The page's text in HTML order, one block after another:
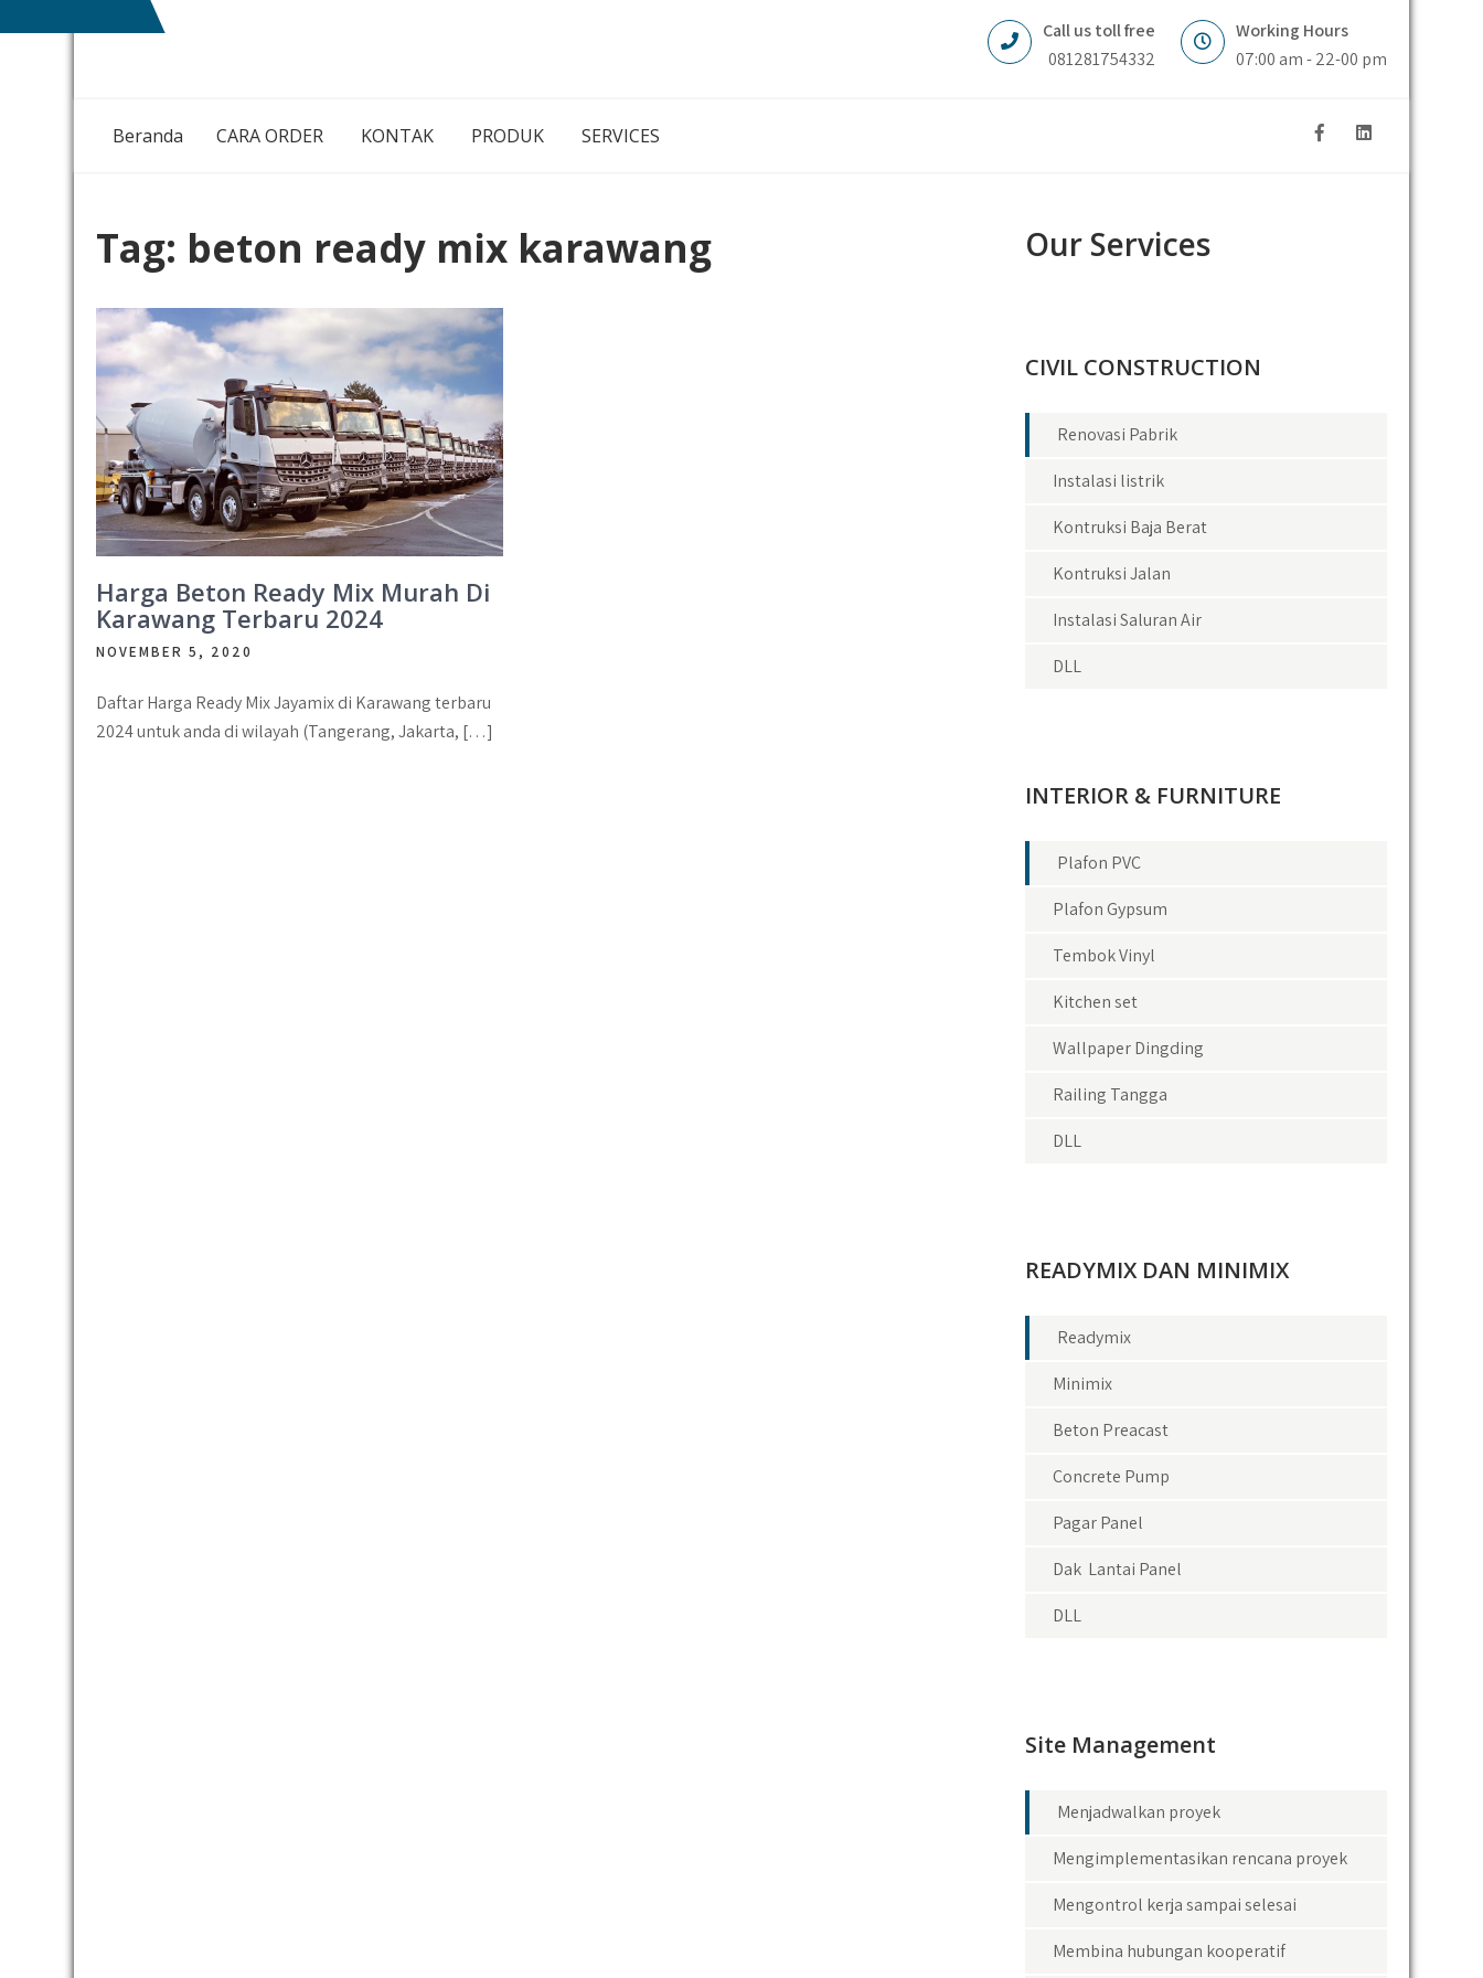
NIAGA
MEMBANGUN
Call us toll free
081281754332
Working Hours
07:00 am - 22-00 pm
Beranda CARA ORDER KONTAK PRODUK SERVICES
Tag: beton ready mix karawang
Harga Beton Ready Mix Murah Di
Karawang Terbaru 2024
NOVEMBER 5, 2020
Daftar Harga Ready Mix Jayamix di Karawang terbaru
2024 untuk anda di wilayah (Tangerang, Jakarta, […]
Our Services
CIVIL CONSTRUCTION
Renovasi Pabrik
Instalasi listrik
Kontruksi Baja Berat
Kontruksi Jalan
Instalasi Saluran Air
DLL
INTERIOR & FURNITURE
Plafon PVC
Plafon Gypsum
Tembok Vinyl
Kitchen set
Wallpaper Dingding
Railing Tangga
DLL
READYMIX DAN MINIMIX
Readymix
Minimix
Beton Preacast
Concrete Pump
Pagar Panel
Dak Lantai Panel
DLL
Site Management
Menjadwalkan proyek
Mengimplementasikan rencana proyek
Mengontrol kerja sampai selesai
Membina hubungan kooperatif